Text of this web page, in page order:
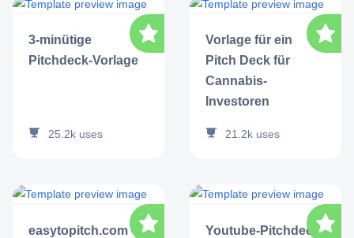
3-minütige
Pitchdeck-Vorlage
25.2k uses
Vorlage für ein
Pitch Deck für
Cannabis-
Investoren
21.2k uses
easytopitch.com -
Youtube-Pitchdeck-